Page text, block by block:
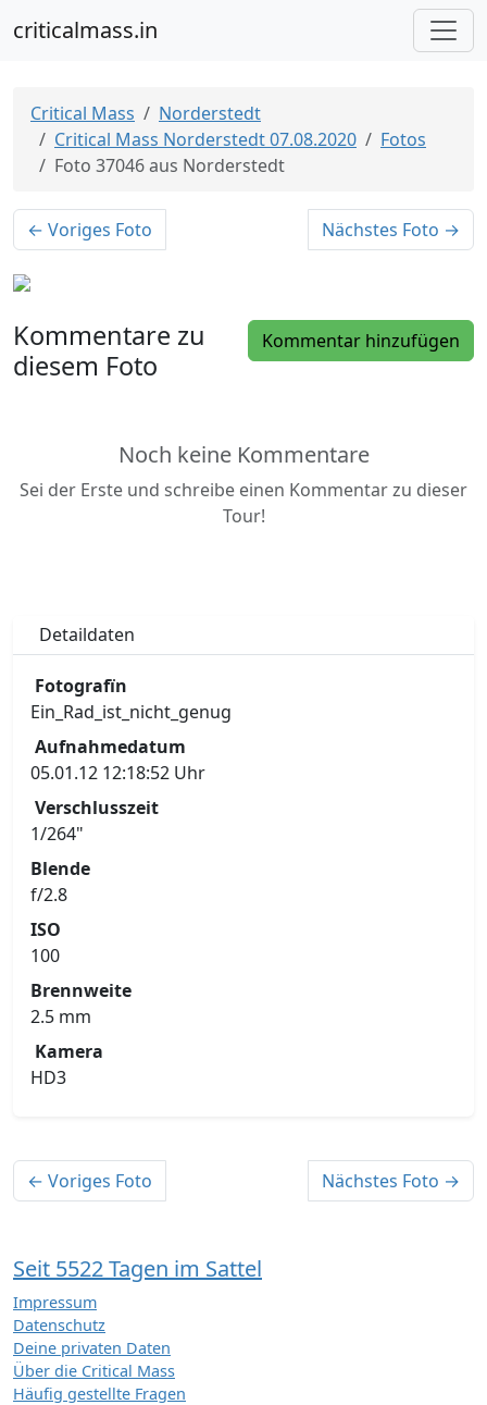
criticalmass.in
Critical Mass
Norderstedt
Critical Mass Norderstedt 07.08.2020
Fotos
Foto 37046 aus Norderstedt
← Voriges Foto Nächstes Foto →
Kommentar hinzufügen
Kommentare zu
diesem Foto
Noch keine Kommentare
Sei der Erste und schreibe einen Kommentar zu dieser
Tour!
Detaildaten
Fotografïn
Ein_Rad_ist_nicht_genug
Aufnahmedatum
05.01.12 12:18:52 Uhr
Verschlusszeit
1/264"
Blende
f/2.8
ISO
100
Brennweite
2.5 mm
Kamera
HD3
← Voriges Foto Nächstes Foto →
Seit 5522 Tagen im Sattel
Impressum
Datenschutz
Deine privaten Daten
Über die Critical Mass
Häufig gestellte Fragen